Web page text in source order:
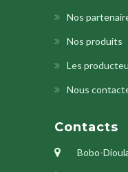
Nos
Nos produits
Les
Nous
Contacts
Bobo-